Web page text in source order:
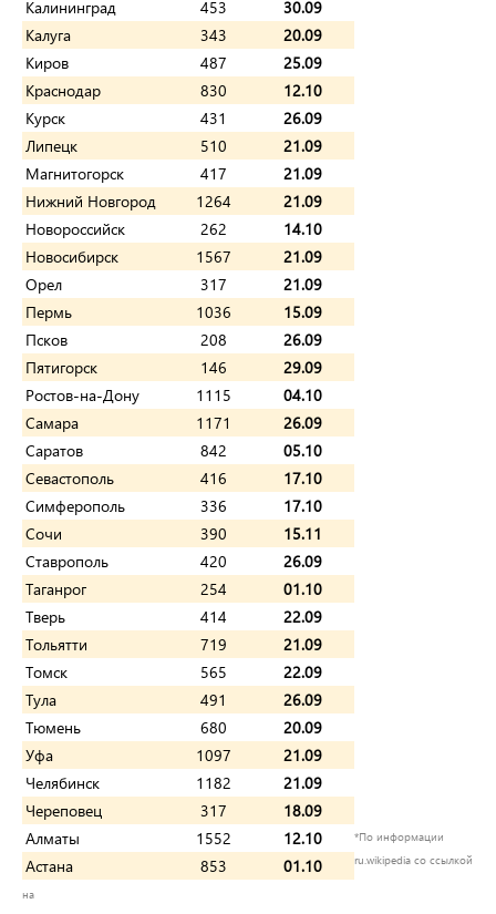
Калининград 453
30.09
Калуга
343
20.09
Киров
487
25.09
Краснодар
830
12.10
Курск
431
26.09
Липецк
510
21.09
Магнитогорск
417
21.09
Нижний Новгород
1264
21.09
Новороссийск
262
14.10
Новосибирск
1567
21.09
Орел
317
21.09
Пермь
1036
15.09
Псков
208
26.09
Пятигорск
146
29.09
Ростов-на-Дону
1115
04.10
Самара
1171
26.09
Саратов
842
05.10
Севастополь
416
17.10
Симферополь
336
17.10
Сочи
390
15.11
Ставрополь
420
26.09
Таганрог
254
01.10
Тверь
414
22.09
Тольятти
719
21.09
Томск
565
22.09
Тула
491
26.09
Тюмень
680
20.09
Уфа
1097
21.09
Челябинск
1182
21.09
Череповец
317
18.09
Алматы
1552
12.10
Астана
853 01.10
*По информации
ru.wikipedia со ссылкой
на